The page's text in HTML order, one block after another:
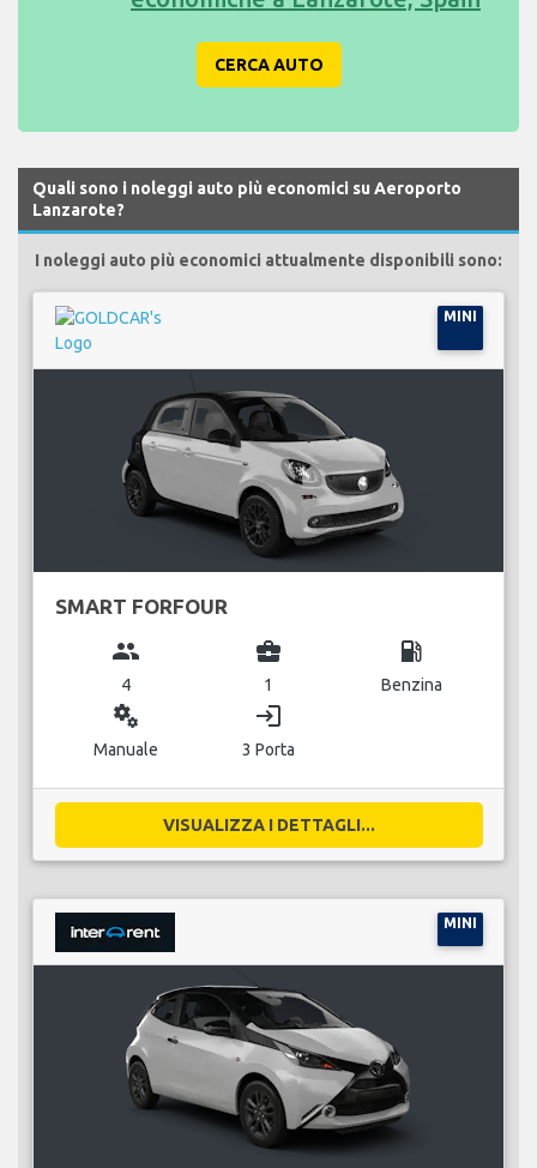
CERCA AUTO
Quali sono i noleggi auto più economici su Aeroporto
Lanzarote?
I noleggi auto più economici attualmente disponibili sono:
MINI
SMART FORFOUR
group
4
business_center
1
local_gas_station
Benzina
miscellaneous_services
Manuale
login
3 Porta
VISUALIZZA I DETTAGLI...
MINI